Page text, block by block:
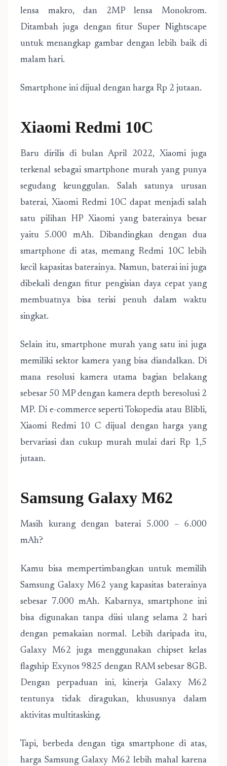
lensa makro, dan 2MP lensa Monokrom.
Ditambah juga dengan fitur Super Nightscape
untuk menangkap gambar dengan lebih baik di
malam hari.
Smartphone ini dijual dengan harga Rp 2 jutaan.
Xiaomi Redmi 10C
Baru dirilis di bulan April 2022, Xiaomi juga
terkenal sebagai smartphone murah yang punya
segudang keunggulan. Salah satunya urusan
baterai, Xiaomi Redmi 10C dapat menjadi salah
satu pilihan HP Xiaomi yang baterainya besar
yaitu 5.000 mAh. Dibandingkan dengan dua
smartphone di atas, memang Redmi 10C lebih
kecil kapasitas baterainya. Namun, baterai ini juga
dibekali dengan fitur pengisian daya cepat yang
membuatnya bisa terisi penuh dalam waktu
singkat.
Selain itu, smartphone murah yang satu ini juga
memiliki sektor kamera yang bisa diandalkan. Di
mana resolusi kamera utama bagian belakang
sebesar 50 MP dengan kamera depth beresolusi 2
MP. Di e-commerce seperti Tokopedia atau Blibli,
Xiaomi Redmi 10 C dijual dengan harga yang
bervariasi dan cukup murah mulai dari Rp 1,5
jutaan.
Samsung Galaxy M62
Masih kurang dengan baterai 5.000 – 6.000
mAh?
Kamu bisa mempertimbangkan untuk memilih
Samsung Galaxy M62 yang kapasitas baterainya
sebesar 7.000 mAh. Kabarnya, smartphone ini
bisa digunakan tanpa diisi ulang selama 2 hari
dengan pemakaian normal. Lebih daripada itu,
Galaxy M62 juga menggunakan chipset kelas
flagship Exynos 9825 dengan RAM sebesar 8GB.
Dengan perpaduan ini, kinerja Galaxy M62
tentunya tidak diragukan, khususnya dalam
aktivitas multitasking.
Tapi, berbeda dengan tiga smartphone di atas,
harga Samsung Galaxy M62 lebih mahal karena